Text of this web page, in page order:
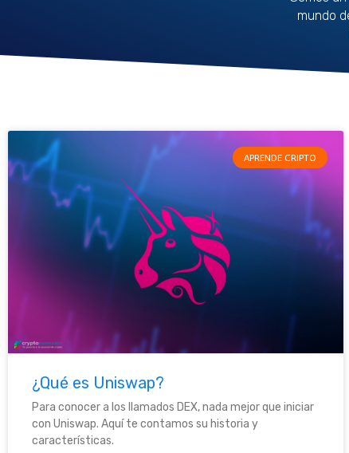
mundo
APRENDE CRIPTO
¿Qué es Uniswap?
Para conocer a los llamados DEX, nada mejor que iniciar
con Uniswap. Aquí te contamos su historia y
características.